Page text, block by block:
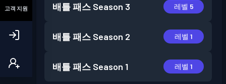
고객 지원 배틀 패스 Season 3 레벨 5
배틀 패스 Season 2 레벨 1
배틀 패스 Season 1 레벨 1